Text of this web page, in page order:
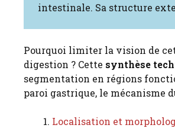
intestinale. Sa structure
Pourquoi limiter la vision de
digestion ? Cette synthèse
segmentation en régions
paroi gastrique, le mécanisme
Localisation et